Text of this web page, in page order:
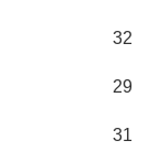
32
29
31